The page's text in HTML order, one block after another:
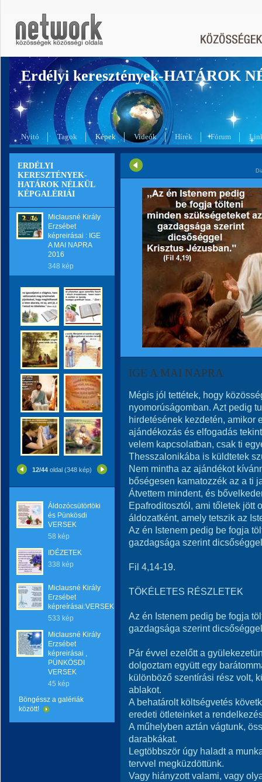
Erdélyi keresztények-HATÁROK
Nyitó Tagok Képek Videók Hírek Fórum
ERDÉLYI
KERESZTÉNYEK-
HATÁROK NÉLKÜL
KÉPGALÉRIÁI
Miclausné Király
Erzsébet
képreirásai : IGE
A MAI NAPRA
2016
348 kép
12/44 oldal (348 kép)
Áldozócsütörtöki
és Pünkösdi
VERSEK
58 kép
IDÉZETEK
338 kép
Miclausné Király
Erzsébet
képreírásai:VERSEK
533 kép
Miclausné Király
Erzsébet
képreirásai ,
PÜNKÖSDI
VERSEK
45 kép
Böngéssz a galériák
között!
IGE A MAI NAPRA
Mégis jól tettétek, hogy
nyomorúságomban. Azt pedig
hirdetésének kezdetén, amikor
ajándékozás és elfogadás
velem kapcsolatban, csak ti
Thesszalonikába is küldtetek
Nem mintha az ajándékot
bőségesen kamatozzék az a ti
Átvettem mindent, és
Epafroditosztól, ami tőletek jött
áldozatként, amely tetszik az
Az én Istenem pedig be fogja
gazdagsága szerint
Fil 4,14-19.
TÖKÉLETES RÉSZLETEK
Az én Istenem pedig be fogja
gazdagsága szerint
Pár évvel ezelőtt a
dolgoztam együtt egy
különböző szentírási rész volt,
ablakot.
A behatárolt költségvetés
eredeti ötleteinket a
A műhelyben aztán vágtunk,
darabkákat.
Legtöbbször úgy haladt a
tervvel megküzdöttünk.
Vagy hiányzott valami, vagy